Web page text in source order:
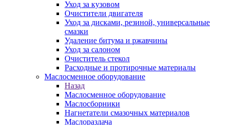
Уход за кузовом
Очистители двигателя
Уход за дисками, резиной, универсальные
смазки
Удаление битума и ржавчины
Уход за салоном
Очиститель стекол
Расходные и протирочные материалы
Маслосменное оборудование
Назад
Маслосменное оборудование
Маслосборники
Нагнетатели смазочных материалов
Маслораздача